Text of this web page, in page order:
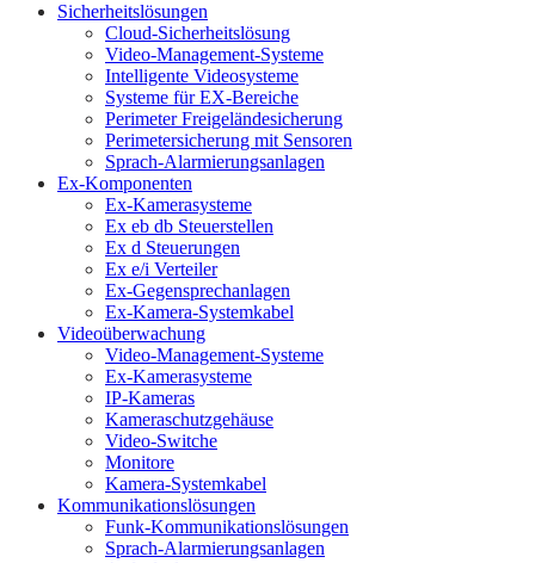
Sicherheitslösungen
Cloud-Sicherheitslösung
Video-Management-Systeme
Intelligente Videosysteme
Systeme für EX-Bereiche
Perimeter Freigeländesicherung
Perimetersicherung mit Sensoren
Sprach-Alarmierungsanlagen
Ex-Komponenten
Ex-Kamerasysteme
Ex eb db Steuerstellen
Ex d Steuerungen
Ex e/i Verteiler
Ex-Gegensprechanlagen
Ex-Kamera-Systemkabel
Videoüberwachung
Video-Management-Systeme
Ex-Kamerasysteme
IP-Kameras
Kameraschutzgehäuse
Video-Switche
Monitore
Kamera-Systemkabel
Kommunikationslösungen
Funk-Kommunikationslösungen
Sprach-Alarmierungsanlagen